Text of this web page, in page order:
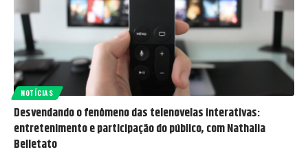
NOTÍCIAS
Desvendando o fenômeno das telenovelas interativas:
entretenimento e participação do público, com Nathalia
Belletato